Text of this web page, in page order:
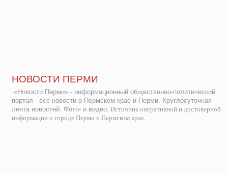
НОВОСТИ ПЕРМИ
«Новости Перми» - информационный общественно-политический
портал - все новости о Пермском крае и Перми. Круглосуточная
лента новостей. Фото- и видео. Источник оперативной и достоверной
информации о городе Перми и Пермском крае.